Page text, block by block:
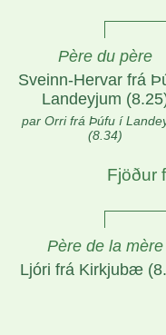
Père du père
Sveinn-Hervar frá
Landeyjum
par Orri frá Þúfu í
(8.34)
Fjöður
Père de la mère
Ljóri frá Kirkjubæ